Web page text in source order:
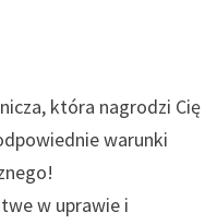
która nagrodzi Cię
warunki
w uprawie i